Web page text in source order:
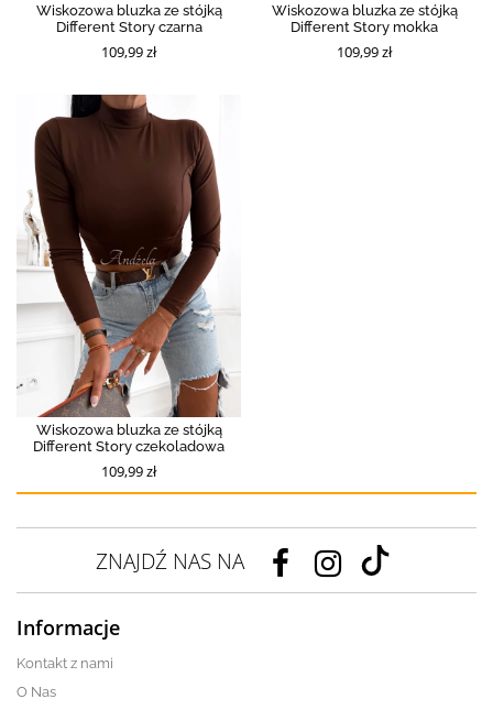
Wiskozowa bluzka ze stójką
Different Story czarna
109,99 zł
Wiskozowa bluzka ze stójką
Different Story mokka
109,99 zł
Wiskozowa bluzka ze stójką
Different Story czekoladowa
109,99 zł
ZNAJDŹ NAS NA
Informacje
Kontakt z nami
O Nas